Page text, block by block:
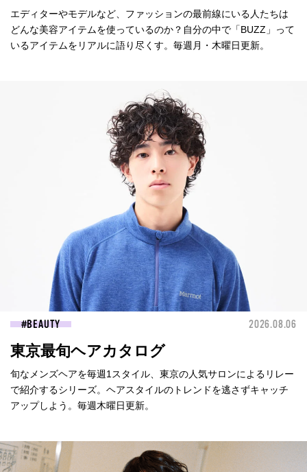
エディターやモデルなど、ファッションの最前線にいる人たちは
どんな美容アイテムを使っているのか？自分の中で「BUZZ」って
いるアイテムをリアルに語り尽くす。毎週月・木曜日更新。
BEAUTY 2026.08.06
東京最旬ヘアカタログ
旬なメンズヘアを毎週1スタイル、東京の人気サロンによるリレー
で紹介するシリーズ。ヘアスタイルのトレンドを逃さずキャッチ
アップしよう。毎週木曜日更新。